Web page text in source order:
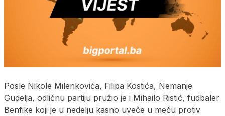
Posle Nikole Milenkovića, Filipa Kostića, Nemanje
Gudelja, odličnu partiju pružio je i Mihailo Ristić, fudbaler
Benfike koji je u nedelju kasno uveče u meču protiv